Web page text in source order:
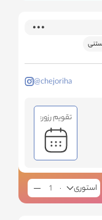
@chejoriha
تقویم رزور:
استوری